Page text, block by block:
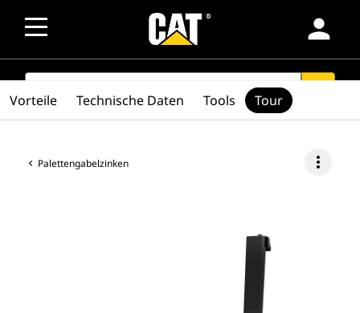
person
SEARCH
Palettengabelzinken more_vert
Vorteile Technische Daten Tools Tour